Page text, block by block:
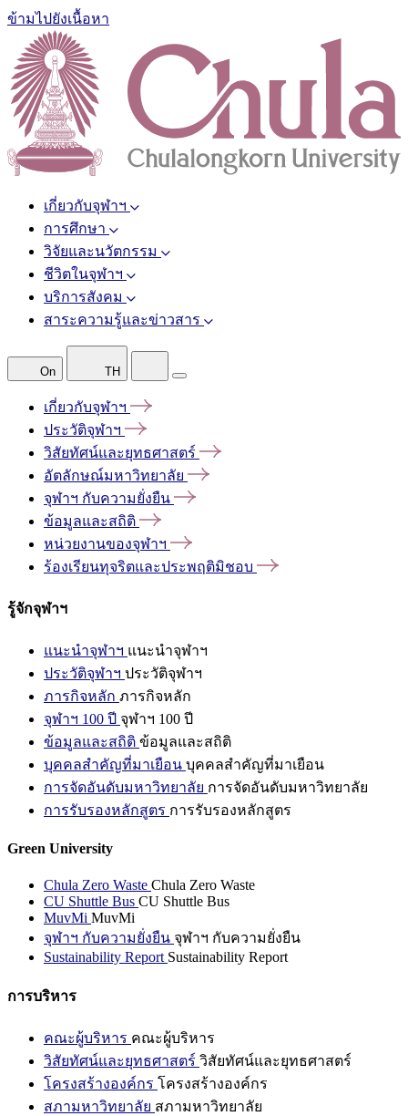
ข้ามไปยังเนื้อหา
เกี่ยวกับจุฬาฯ
การศึกษา
วิจัยและนวัตกรรม
ชีวิตในจุฬาฯ
บริการสังคม
สาระความรู้และข่าวสาร
On TH
เกี่ยวกับจุฬาฯ
ประวัติจุฬาฯ
วิสัยทัศน์และยุทธศาสตร์
อัตลักษณ์มหาวิทยาลัย
จุฬาฯ กับความยั่งยืน
ข้อมูลและสถิติ
หน่วยงานของจุฬาฯ
ร้องเรียนทุจริตและประพฤติมิชอบ
รู้จักจุฬาฯ
แนะนำจุฬาฯ แนะนำจุฬาฯ
ประวัติจุฬาฯ ประวัติจุฬาฯ
ภารกิจหลัก ภารกิจหลัก
จุฬาฯ 100 ปี จุฬาฯ 100 ปี
ข้อมูลและสถิติ ข้อมูลและสถิติ
บุคคลสำคัญที่มาเยือน บุคคลสำคัญที่มาเยือน
การจัดอันดับมหาวิทยาลัย การจัดอันดับมหาวิทยาลัย
การรับรองหลักสูตร การรับรองหลักสูตร
Green University
Chula Zero Waste Chula Zero Waste
CU Shuttle Bus CU Shuttle Bus
MuvMi MuvMi
จุฬาฯ กับความยั่งยืน จุฬาฯ กับความยั่งยืน
Sustainability Report Sustainability Report
การบริหาร
คณะผู้บริหาร คณะผู้บริหาร
วิสัยทัศน์และยุทธศาสตร์ วิสัยทัศน์และยุทธศาสตร์
โครงสร้างองค์กร โครงสร้างองค์กร
สภามหาวิทยาลัย สภามหาวิทยาลัย